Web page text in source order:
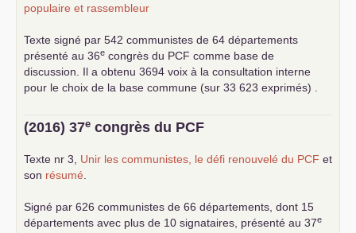
populaire et rassembleur
Texte signé par 542 communistes de 64 départements
présenté au 36e congrès du PCF comme base de
discussion. Il a obtenu 3694 voix à la consultation interne
pour le choix de la base commune (sur 33 623 exprimés) .
(2016) 37e congrès du PCF
Texte nr 3, Unir les communistes, le défi renouvelé du PCF et
son résumé.
Signé par 626 communistes de 66 départements, dont 15
départements avec plus de 10 signataires, présenté au 37e